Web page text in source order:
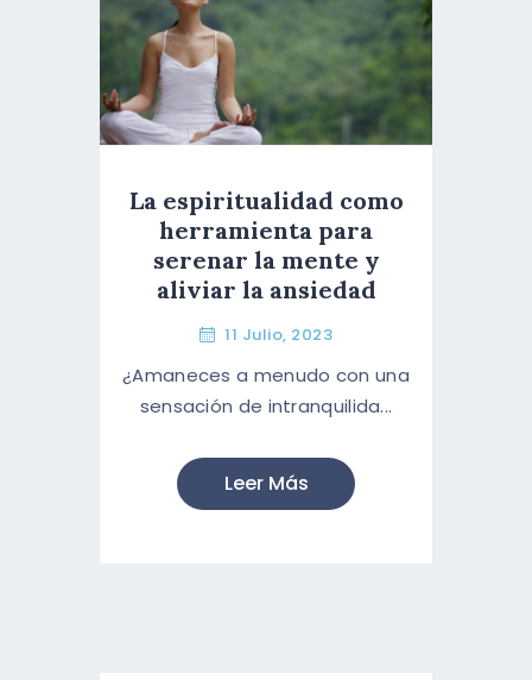
La espiritualidad como
herramienta para
serenar la mente y
aliviar la ansiedad
11 Julio, 2023
¿Amaneces a menudo con una
sensación de intranquilida...
Leer Más